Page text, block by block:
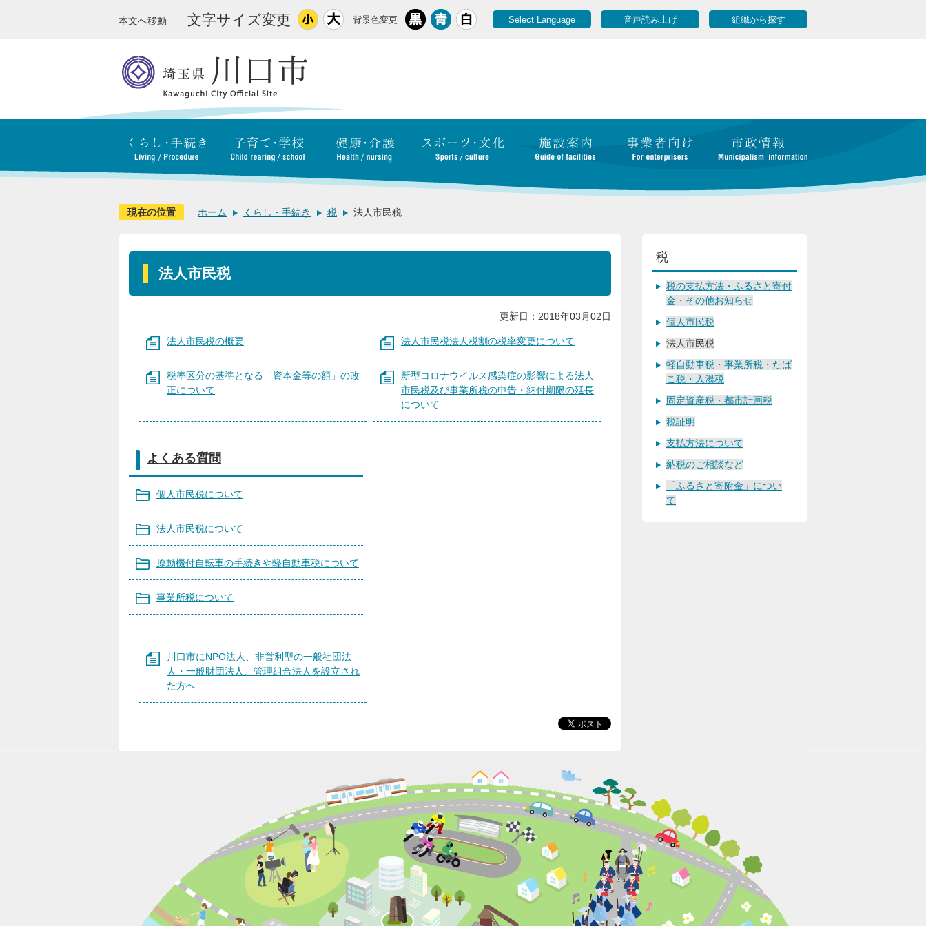
本文へ移動 文字サイズ変更 背景色変更 Select Language 音声読み上げ 組織から探す
現在の位置 ホーム くらし・手続き 税 法人市民税
法人市民税
更新日：2018年03月02日
法人市民税の概要 法人市民税法人税割の税率変更について
税率区分の基準となる「資本金等の額」の改
正について
新型コロナウイルス感染症の影響による法人
市民税及び事業所税の申告・納付期限の延長
について
よくある質問
個人市民税について
法人市民税について
原動機付自転車の手続きや軽自動車税について
事業所税について
川口市にNPO法人、非営利型の一般社団法
人・一般財団法人、管理組合法人を設立され
た方へ
税
税の支払方法・ふるさと寄付
金・その他お知らせ
個人市民税
法人市民税
軽自動車税・事業所税・たば
こ税・入湯税
固定資産税・都市計画税
税証明
支払方法について
納税のご相談など
「ふるさと寄附金」につい
て